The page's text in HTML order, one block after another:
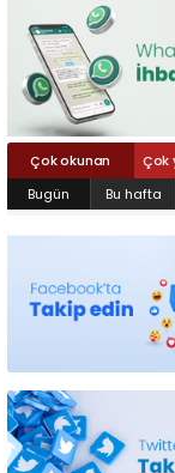
Çok okunan
Çok
Bugün
Bu hafta